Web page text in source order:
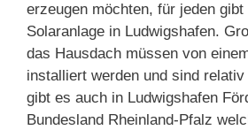
erzeugen möchten, für jeden
Solaranlage in Ludwigshafen.
das Hausdach müssen von
installiert werden und sind relativ
gibt es auch in Ludwigshafen
Bundesland Rheinland-Pfalz